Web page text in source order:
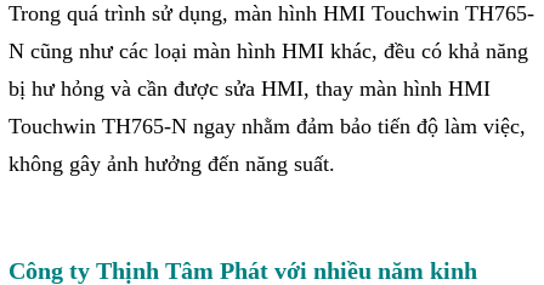
Trong quá trình sử dụng, màn hình HMI Touchwin TH765-
N cũng như các loại màn hình HMI khác, đều có khả năng
bị hư hỏng và cần được sửa HMI, thay màn hình HMI
Touchwin TH765-N ngay nhằm đảm bảo tiến độ làm việc,
không gây ảnh hưởng đến năng suất.
Công ty Thịnh Tâm Phát với nhiều năm kinh
Bảng Led hiển thị nhiệt độ
độ ẩm
Đồng hồ thời gian thực
Biến tần